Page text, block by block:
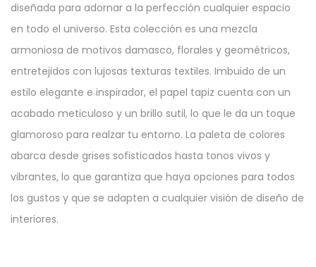
diseñada para adornar a la perfección cualquier espacio
en todo el universo. Esta colección es una mezcla
armoniosa de motivos damasco, florales y geométricos,
entretejidos con lujosas texturas textiles. Imbuido de un
estilo elegante e inspirador, el papel tapiz cuenta con un
acabado meticuloso y un brillo sutil, lo que le da un toque
glamoroso para realzar tu entorno. La paleta de colores
abarca desde grises sofisticados hasta tonos vivos y
vibrantes, lo que garantiza que haya opciones para todos
los gustos y que se adapten a cualquier visión de diseño de
interiores.